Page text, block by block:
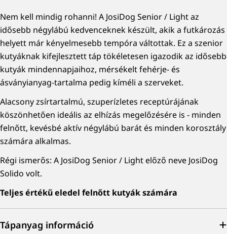
Nem kell mindig rohanni! A JosiDog Senior / Light az
idősebb négylábú kedvenceknek készült, akik a futkározás
helyett már kényelmesebb tempóra váltottak. Ez a szenior
kutyáknak kifejlesztett táp tökéletesen igazodik az idősebb
kutyák mindennapjaihoz, mérsékelt fehérje- és
ásványianyag-tartalma pedig kíméli a szerveket.
Alacsony zsírtartalmú, szuperízletes receptúrájának
köszönhetően ideális az elhízás megelőzésére is - minden
felnőtt, kevésbé aktív négylábú barát és minden korosztály
számára alkalmas.
Régi ismerős: A JosiDog Senior / Light előző neve JosiDog
Solido volt.
Teljes értékű eledel felnőtt kutyák számára
Tápanyag információ